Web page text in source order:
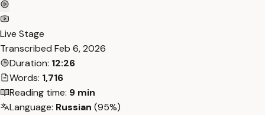
Live Stage
Transcribed Feb 6, 2026
Duration: 12:26
Words: 1,716
Reading time: 9 min
Language: Russian (95%)